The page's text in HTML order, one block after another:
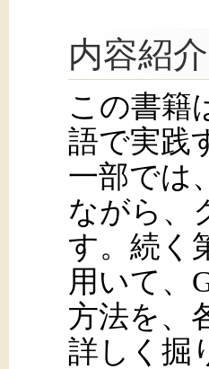
内容紹介
この書籍
語で実践
一部では
ながら、
す。続く
用いて、
方法を、
詳しく掘